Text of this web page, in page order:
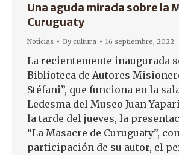
Una aguda mirada sobre la
Curuguaty
Noticias Bycultura 16 septiembre, 2022
La recientemente inaugurada
Biblioteca de Autores
Stéfani”, que funciona en la
Ledesma del Museo Juan
la tarde del jueves, la
“La Masacre de Curuguaty”,
participación de su autor, el